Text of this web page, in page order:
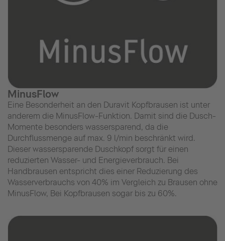
MinusFlow
Eine Besonderheit an den Duravit Kopfbrausen ist unter
anderem die MinusFlow-Funktion. Damit sind die Dusch-
Momente besonders wassersparend, da die
Durchflussmenge auf max. 9 l/min beschränkt wird.
Dieser wassersparende Duschkopf sorgt für einen
reduzierten Wasser- und Energieverbrauch. Bei
Handbrausen entspricht dies einer Reduzierung des
Wasserverbrauchs von 40% im Vergleich zu Brausen ohne
MinusFlow, Bei Kopfbrausen sogar bis zu 60%.